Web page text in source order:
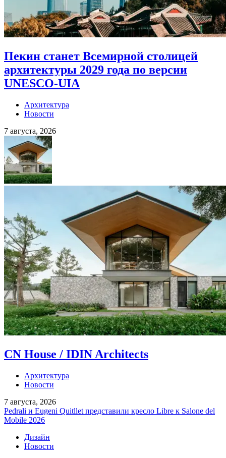
Пекин станет Всемирной столицей
архитектуры 2029 года по версии
UNESCO-UIA
Архитектура
Новости
7 августа, 2026
CN House / IDIN Architects
Архитектура
Новости
7 августа, 2026
Pedrali и Eugeni Quitllet представили кресло Libre к Salone del
Mobile 2026
Дизайн
Новости